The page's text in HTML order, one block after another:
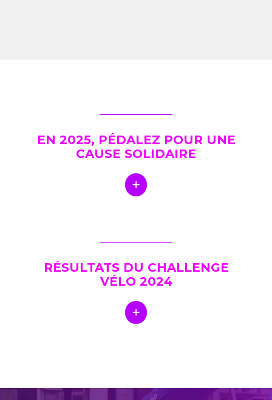
EN 2025, PÉDALEZ POUR UNE
CAUSE SOLIDAIRE
RÉSULTATS DU CHALLENGE
VÉLO 2024